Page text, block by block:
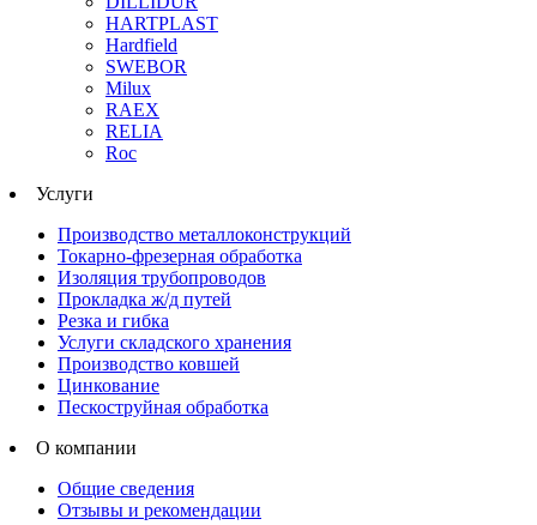
HARTPLAST
Hardfield
SWEBOR
Milux
RAEX
RELIA
Roc
Услуги
Производство металлоконструкций
Токарно-фрезерная обработка
Изоляция трубопроводов
Прокладка ж/д путей
Резка и гибка
Услуги складского хранения
Производство ковшей
Цинкование
Пескоструйная обработка
О компании
Общие сведения
Отзывы и рекомендации